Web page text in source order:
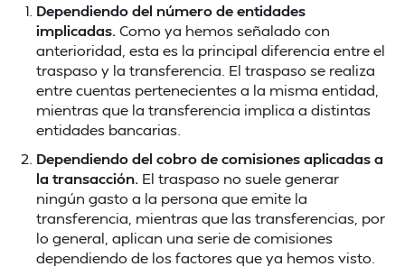
Dependiendo del número de entidades
implicadas. Como ya hemos señalado con
anterioridad, esta es la principal diferencia entre el
traspaso y la transferencia. El traspaso se realiza
entre cuentas pertenecientes a la misma entidad,
mientras que la transferencia implica a distintas
entidades bancarias.
Dependiendo del cobro de comisiones aplicadas a
la transacción. El traspaso no suele generar
ningún gasto a la persona que emite la
transferencia, mientras que las transferencias, por
lo general, aplican una serie de comisiones
dependiendo de los factores que ya hemos visto.